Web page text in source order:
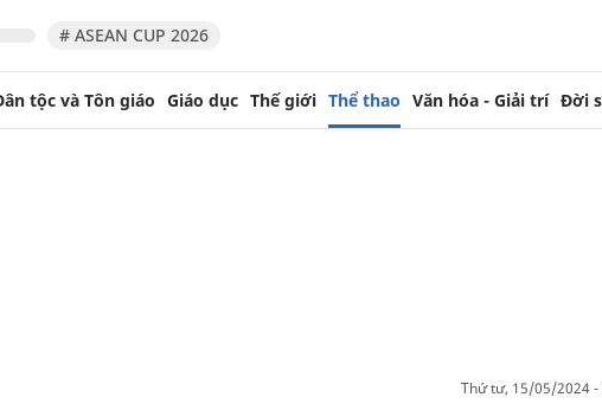
# ASEAN CUP 2026
tộc và Tôn giáo Giáo dục Thế giới Thể thao Văn hóa - Giải trí Đời
thứ tư, 15/05/2024 -